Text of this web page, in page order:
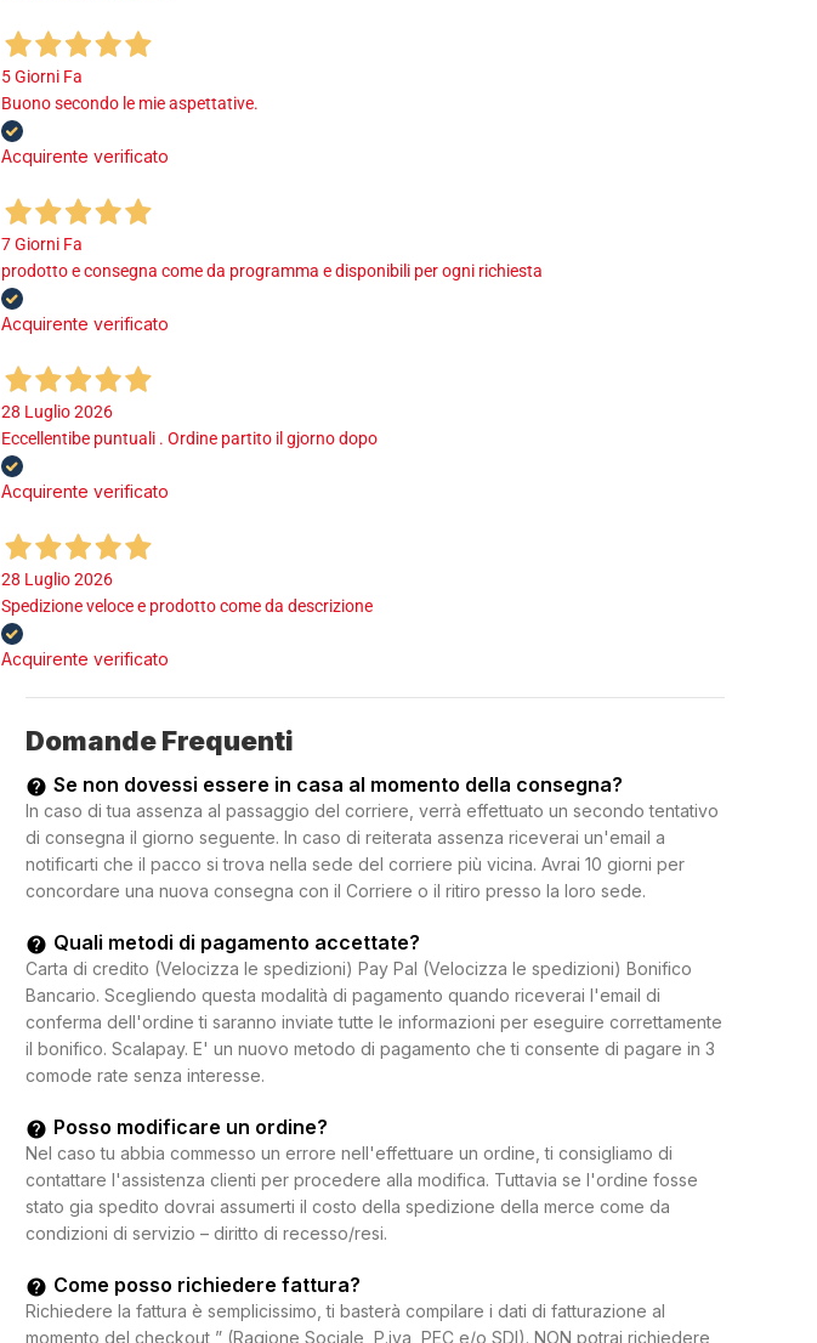
5 Giorni Fa
Buono secondo le mie aspettative.
Acquirente verificato
7 Giorni Fa
prodotto e consegna come da programma e disponibili per ogni richiesta
Acquirente verificato
28 Luglio 2026
Eccellentibe puntuali . Ordine partito il gjorno dopo
Acquirente verificato
28 Luglio 2026
Spedizione veloce e prodotto come da descrizione
Acquirente verificato
Domande Frequenti
Se non dovessi essere in casa al momento della consegna?
In caso di tua assenza al passaggio del corriere, verrà effettuato un secondo tentativo
di consegna il giorno seguente. In caso di reiterata assenza riceverai un'email a
notificarti che il pacco si trova nella sede del corriere più vicina. Avrai 10 giorni per
concordare una nuova consegna con il Corriere o il ritiro presso la loro sede.
Quali metodi di pagamento accettate?
Carta di credito (Velocizza le spedizioni) Pay Pal (Velocizza le spedizioni) Bonifico
Bancario. Scegliendo questa modalità di pagamento quando riceverai l'email di
conferma dell'ordine ti saranno inviate tutte le informazioni per eseguire correttamente
il bonifico. Scalapay. E' un nuovo metodo di pagamento che ti consente di pagare in 3
comode rate senza interesse.
Posso modificare un ordine?
Nel caso tu abbia commesso un errore nell'effettuare un ordine, ti consigliamo di
contattare l'assistenza clienti per procedere alla modifica. Tuttavia se l'ordine fosse
stato gia spedito dovrai assumerti il costo della spedizione della merce come da
condizioni di servizio – diritto di recesso/resi.
Come posso richiedere fattura?
Richiedere la fattura è semplicissimo, ti basterà compilare i dati di fatturazione al
momento del checkout ” (Ragione Sociale, P.iva, PEC e/o SDI). NON potrai richiedere